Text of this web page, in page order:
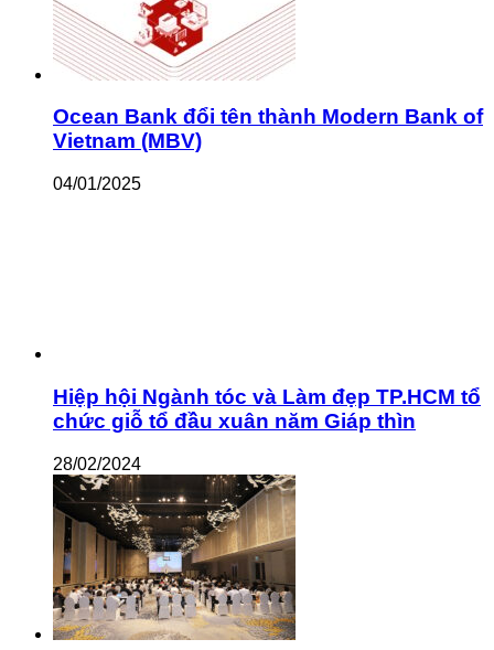
Ocean Bank đổi tên thành Modern Bank of
Vietnam (MBV)
04/01/2025
Hiệp hội Ngành tóc và Làm đẹp TP.HCM tổ
chức giỗ tổ đầu xuân năm Giáp thìn
28/02/2024